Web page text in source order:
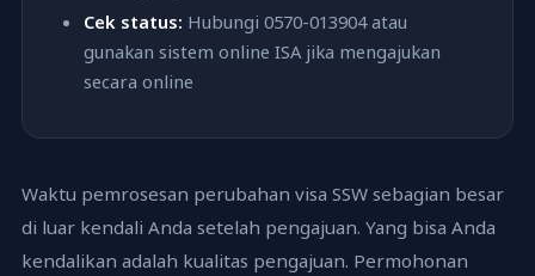
Cek status: Hubungi 0570-013904 atau
gunakan sistem online ISA jika mengajukan
secara online
Waktu pemrosesan perubahan visa SSW sebagian besar
di luar kendali Anda setelah pengajuan. Yang bisa Anda
kendalikan adalah kualitas pengajuan. Permohonan